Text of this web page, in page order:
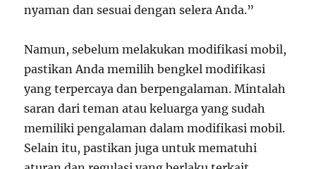
nyaman dan sesuai dengan selera Anda.”
Namun, sebelum melakukan modifikasi mobil,
pastikan Anda memilih bengkel modifikasi
yang terpercaya dan berpengalaman. Mintalah
saran dari teman atau keluarga yang sudah
memiliki pengalaman dalam modifikasi mobil.
Selain itu, pastikan juga untuk mematuhi